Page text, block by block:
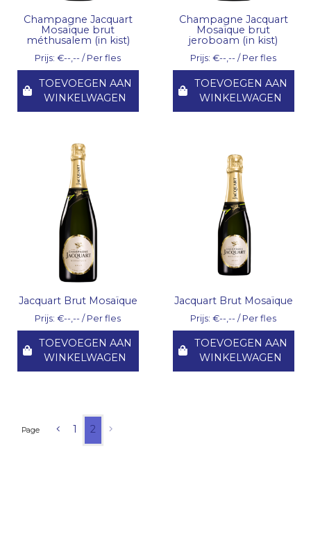
Champagne Jacquart
Mosaïque brut
méthusalem (in kist)
Prijs: €--,-- / Per fles
TOEVOEGEN AAN
WINKELWAGEN
Champagne Jacquart
Mosaïque brut
jeroboam (in kist)
Prijs: €--,-- / Per fles
TOEVOEGEN AAN
WINKELWAGEN
Jacquart Brut Mosaïque
Prijs: €--,-- / Per fles
TOEVOEGEN AAN
WINKELWAGEN
Jacquart Brut Mosaïque
Prijs: €--,-- / Per fles
TOEVOEGEN AAN
WINKELWAGEN
Page 1 2